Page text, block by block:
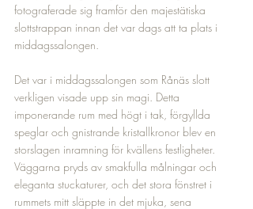
fotograferade sig framför den majestätiska
slottstrappan innan det var dags att ta plats i
middagssalongen.
Det var i middagssalongen som Rånäs slott
verkligen visade upp sin magi. Detta
imponerande rum med högt i tak, förgyllda
speglar och gnistrande kristallkronor blev en
storslagen inramning för kvällens festligheter.
Väggarna pryds av smakfulla målningar och
eleganta stuckaturer, och det stora fönstret i
rummets mitt släppte in det mjuka, sena